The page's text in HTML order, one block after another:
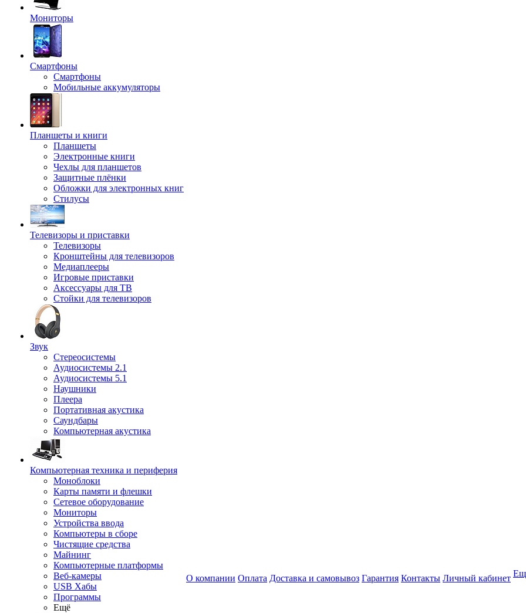
Мониторы
Смартфоны
Смартфоны
Мобильные аккумуляторы
Планшеты и книги
Планшеты
Электронные книги
Чехлы для планшетов
Защитные плёнки
Обложки для электронных книг
Стилусы
Телевизоры и приставки
Телевизоры
Кронштейны для телевизоров
Медиаплееры
Игровые приставки
Аксессуары для ТВ
Стойки для телевизоров
Звук
Стереосистемы
Аудиосистемы 2.1
Аудиосистемы 5.1
Наушники
Плеера
Портативная акустика
Саундбары
Компьютерная акустика
Компьютерная техника и периферия
Моноблоки
Карты памяти и флешки
Сетевое оборудование
Мониторы
Устройства ввода
Компьютеры в сборе
Чистящие средства
Майнинг
Компьютерные платформы
Веб-камеры
USB Хабы
Программы
Ещё
О компании Оплата Доставка и самовывоз Гарантия Контакты Личный кабинет